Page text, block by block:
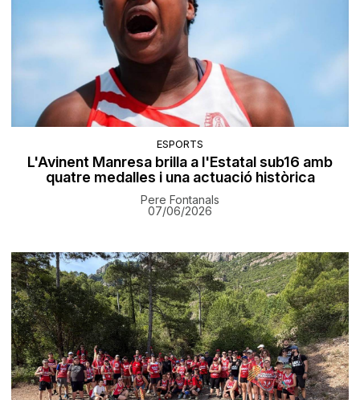
ESPORTS
L'Avinent Manresa brilla a l'Estatal sub16 amb
quatre medalles i una actuació històrica
Pere Fontanals
07/06/2026